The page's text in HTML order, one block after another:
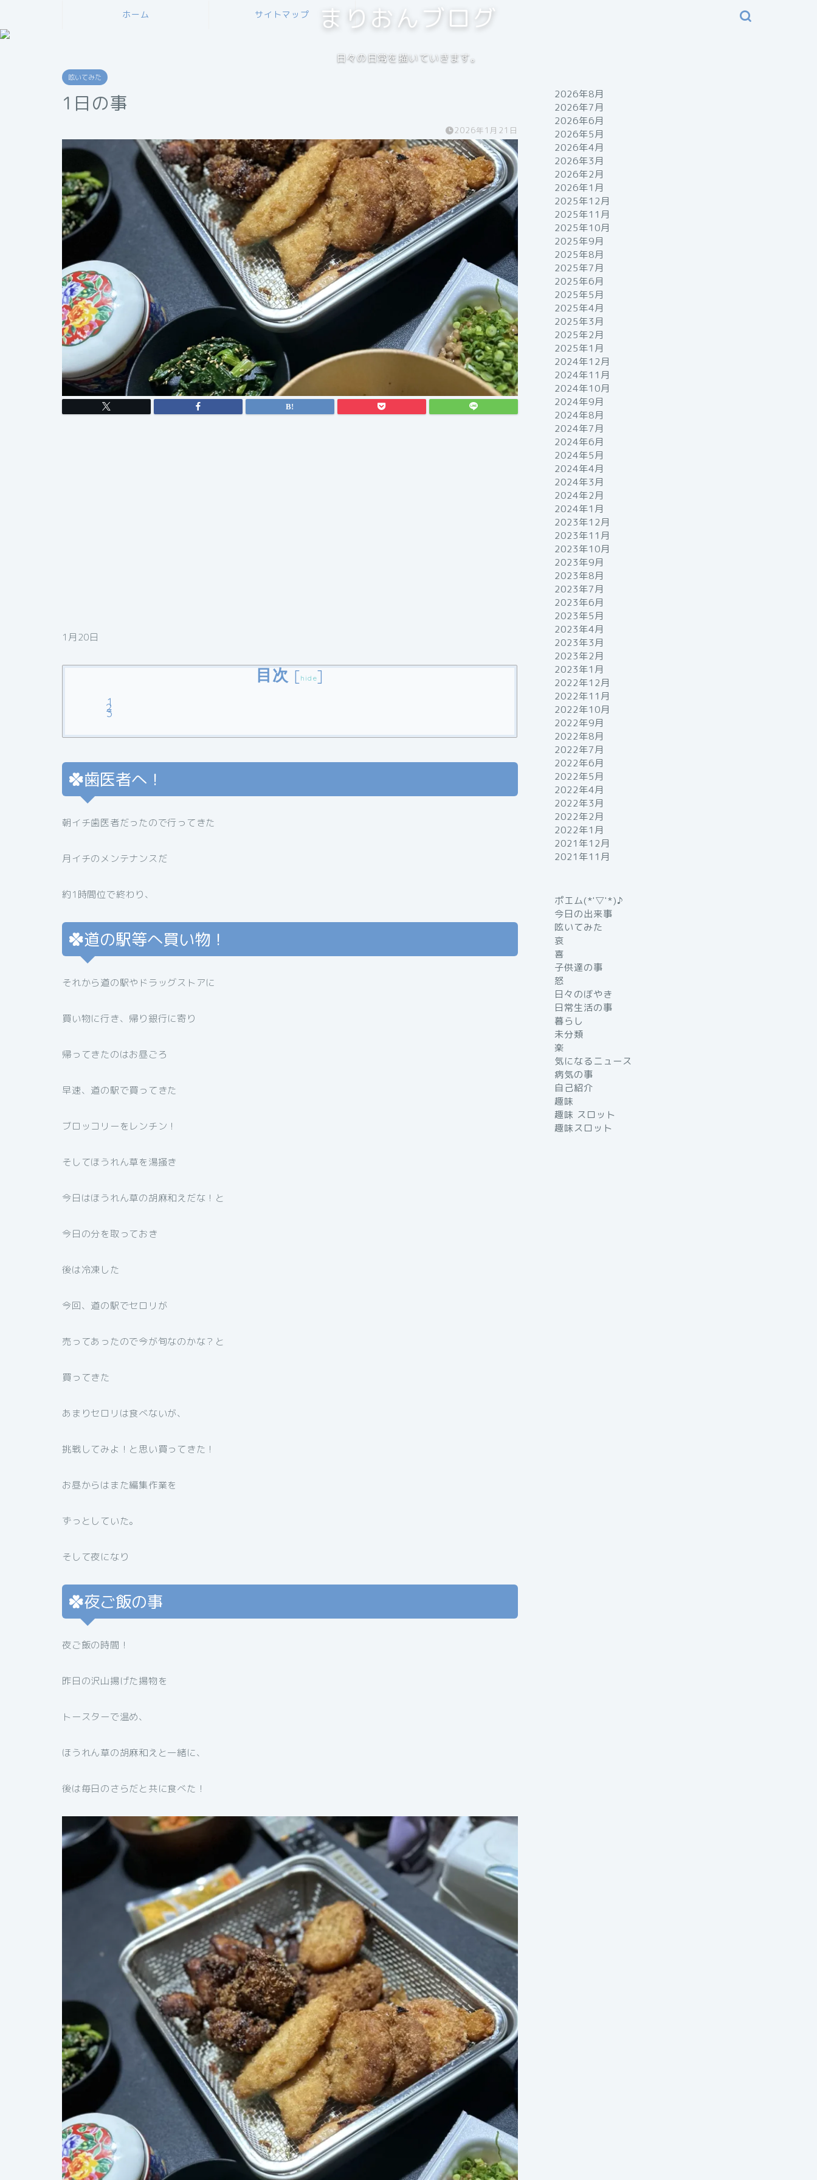
ホーム サイトマップ まりおんブログ
日々の日常を描いていきます。
呟いてみた
1日の事
2026年1月21日
1月20日
目次 [hide]
歯医者へ！
朝イチ歯医者だったので行ってきた
月イチのメンテナンスだ
約1時間位で終わり、
道の駅等へ買い物！
それから道の駅やドラッグストアに
買い物に行き、帰り銀行に寄り
帰ってきたのはお昼ごろ
早速、道の駅で買ってきた
ブロッコリーをレンチン！
そしてほうれん草を湯掻き
今日はほうれん草の胡麻和えだな！と
今日の分を取っておき
後は冷凍した
今回、道の駅でセロリが
売ってあったので今が旬なのかな？と
買ってきた
あまりセロリは食べないが、
挑戦してみよ！と思い買ってきた！
お昼からはまた編集作業を
ずっとしていた。
そして夜になり
夜ご飯の事
夜ご飯の時間！
昨日の沢山揚げた揚物を
トースターで温め、
ほうれん草の胡麻和えと一緒に、
後は毎日のさらだと共に食べた！
2026年8月
2026年7月
2026年6月
2026年5月
2026年4月
2026年3月
2026年2月
2026年1月
2025年12月
2025年11月
2025年10月
2025年9月
2025年8月
2025年7月
2025年6月
2025年5月
2025年4月
2025年3月
2025年2月
2025年1月
2024年12月
2024年11月
2024年10月
2024年9月
2024年8月
2024年7月
2024年6月
2024年5月
2024年4月
2024年3月
2024年2月
2024年1月
2023年12月
2023年11月
2023年10月
2023年9月
2023年8月
2023年7月
2023年6月
2023年5月
2023年4月
2023年3月
2023年2月
2023年1月
2022年12月
2022年11月
2022年10月
2022年9月
2022年8月
2022年7月
2022年6月
2022年5月
2022年4月
2022年3月
2022年2月
2022年1月
2021年12月
2021年11月
ポエム(*'▽'*)♪
今日の出来事
呟いてみた
哀
喜
子供達の事
怒
日々のぼやき
日常生活の事
暮らし
未分類
楽
気になるニュース
病気の事
自己紹介
趣味
趣味 スロット
趣味スロット